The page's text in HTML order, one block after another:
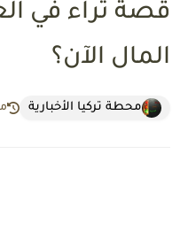
قصة ثراء في
المال الآن؟
محطة تركيا الأخبارية